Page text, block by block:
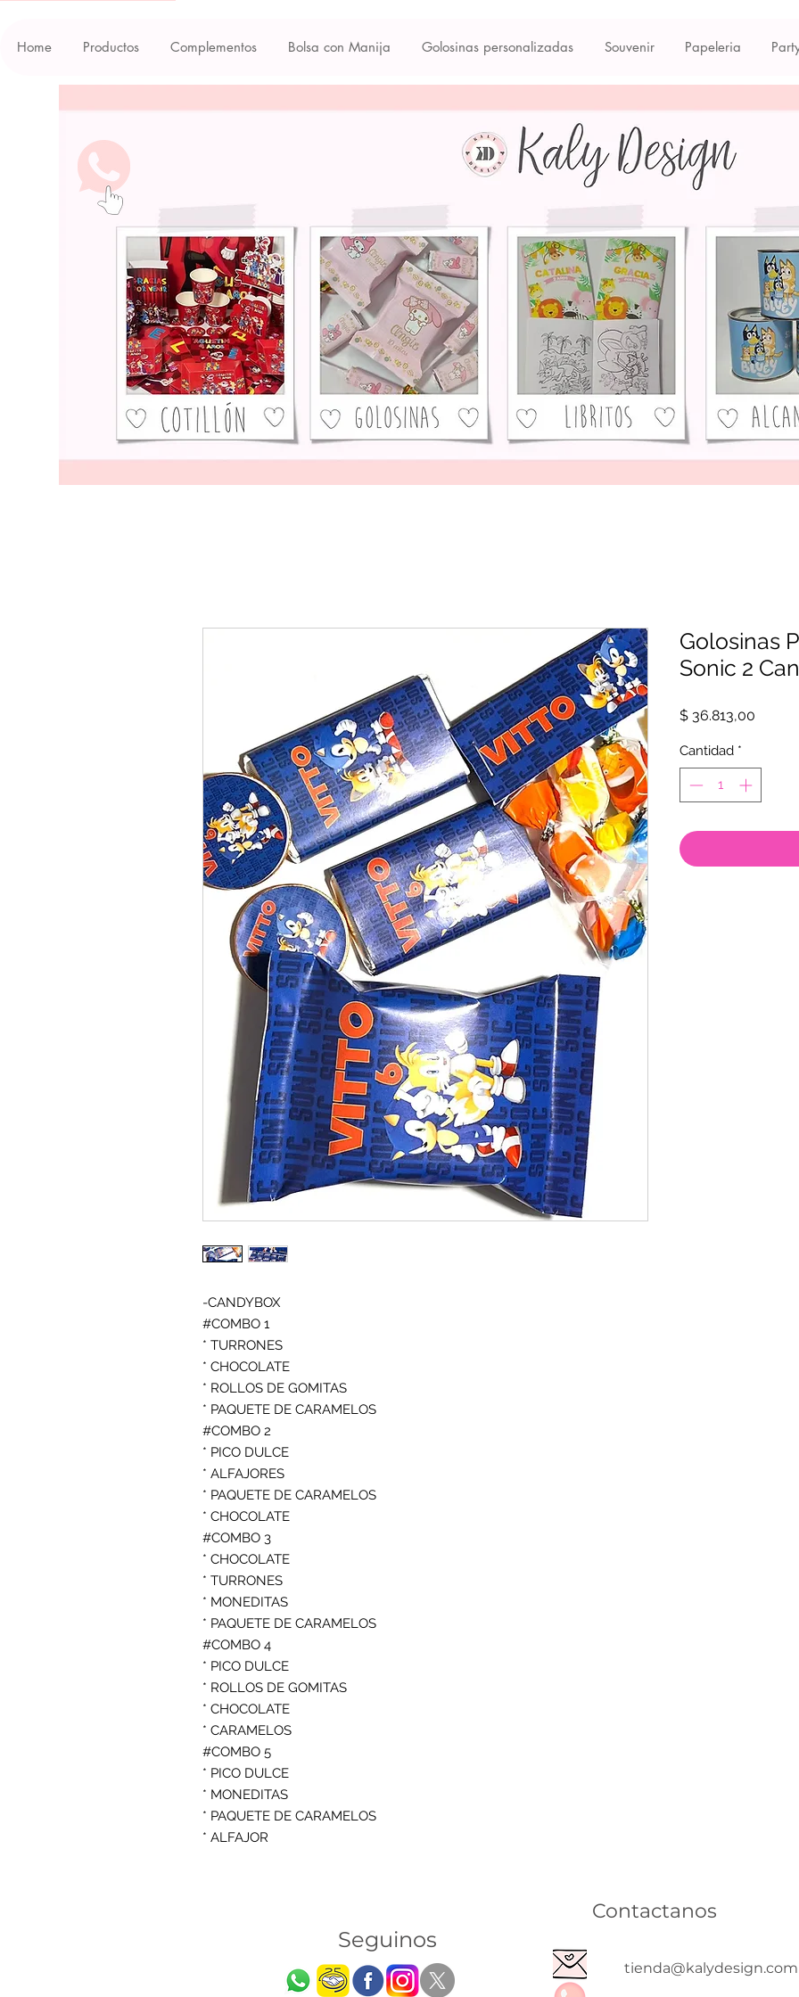
Home Productos Complementos Bolsa con Manija Golosinas personalizadas Souvenir Papeleria
-CANDYBOX
#COMBO 1
* TURRONES
* CHOCOLATE
* ROLLOS DE GOMITAS
* PAQUETE DE CARAMELOS
#COMBO 2
* PICO DULCE
* ALFAJORES
* PAQUETE DE CARAMELOS
* CHOCOLATE
#COMBO 3
* CHOCOLATE
* TURRONES
* MONEDITAS
* PAQUETE DE CARAMELOS
#COMBO 4
* PICO DULCE
* ROLLOS DE GOMITAS
* CHOCOLATE
* CARAMELOS
#COMBO 5
* PICO DULCE
* MONEDITAS
* PAQUETE DE CARAMELOS
* ALFAJOR
Golosinas
Sonic 2
$ 36.813,00
Cantidad *
Seguinos
Contactanos
tienda@kalydesign.com